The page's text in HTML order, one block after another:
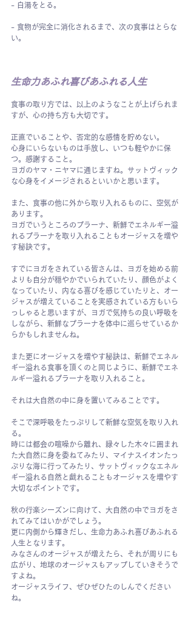
- 白湯をとる。
- 食物が完全に消化されるまで、次の食事はとらな
い。
生命力あふれ喜びあふれる人生
食事の取り方では、以上のようなことが上げられま
すが、心の持ち方も大切です。
正直でいることや、否定的な感情を貯めない。
心身にいらないものは手放し、いつも軽やかに保
つ。感謝すること。
ヨガのヤマ・ニヤマに通じますね。サットヴィック
な心身をイメージされるといいかと思います。
また、食事の他に外から取り入れるものに、空気が
あります。
ヨガでいうところのプラーナ、新鮮でエネルギー溢
れるプラーナを取り入れることもオージャスを増や
す秘訣です。
すでにヨガをされている皆さんは、ヨガを始める前
よりも自分が穏やかでいられていたり、顔色がよく
なっていたり、内なる喜びを感じていたりと、オー
ジャスが増えていることを実感されている方もいら
っしゃると思いますが、ヨガで気持ちの良い呼吸を
しながら、新鮮なプラーナを体中に巡らせているか
らかもしれませんね。
また更にオージャスを増やす秘訣は、新鮮でエネル
ギー溢れる食事を頂くのと同じように、新鮮でエネ
ルギー溢れるプラーナを取り入れること。
それは大自然の中に身を置いてみることです。
そこで深呼吸をたっぷりして新鮮な空気を取り入れ
る。
時には都会の喧噪から離れ、緑々した木々に囲まれ
た大自然に身を委ねてみたり、マイナスイオンたっ
ぷりな海に行ってみたり、サットヴィックなエネル
ギー溢れる自然と戯れることもオージャスを増やす
大切なポイントです。
秋の行楽シーズンに向けて、大自然の中でヨガをさ
れてみてはいかがでしょう。
更に内側から輝きだし、生命力あふれ喜びあふれる
人生となります。
みなさんのオージャスが増えたら、それが周りにも
広がり、地球のオージャスもアップしていきそうで
すよね。
オージャスライフ、ぜひぜひたのしんでください
ね。